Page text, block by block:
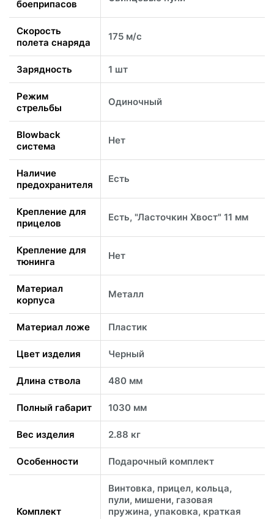
боеприпасов
Скорость
полета снаряда
175 м/с
Зарядность 1 шт
Режим
стрельбы
Одиночный
Blowback
система
Нет
Наличие
предохранителя
Есть
Крепление для
прицелов
Есть, "Ласточкин Хвост" 11 мм
Крепление для
тюнинга
Нет
Материал
корпуса
Металл
Материал ложе Пластик
Цвет изделия Черный
Длина ствола 480 мм
Полный габарит 1030 мм
Вес изделия 2.88 кг
Особенности Подарочный комплект
Комплект
Винтовка, прицел, кольца,
пули, мишени, газовая
пружина, упаковка, краткая